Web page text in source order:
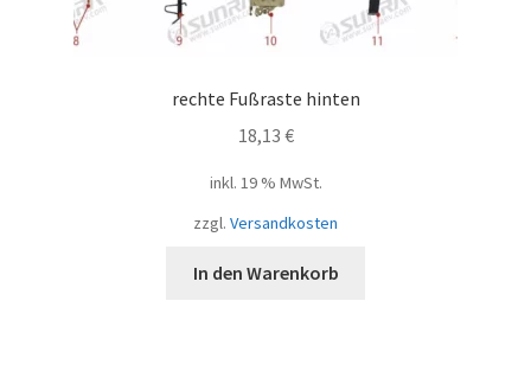
rechte Fußraste hinten
18,13 €
inkl. 19 % MwSt.
zzgl. Versandkosten
In den Warenkorb